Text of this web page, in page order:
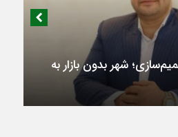
شهر بدون بازار به